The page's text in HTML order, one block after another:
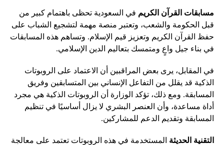
مسابقات القرآن الكريم في السعودية تحظى باهتمام كبير من
قبل الحكومة والشعب، وتعتبر منصة مهمة لتشجيع الشباب على
حفظ القرآن الكريم وتعزيز قيم الإسلام. وتساهم هذه المسابقات
في بناء جيل واعٍ ومتمسك بتعاليم الدين الإسلامي.
في المقابل، يرى بعض المراقبين أن الاعتماد على الروبوتات
الذكية قد يقلل من التفاعل الإنساني بين المتسابقين وفريق
المسابقة. ومع ذلك، تؤكد الوزارة أن الروبوتات الذكية هي مجرد
أداة مساعدة، وأن العنصر البشري لا يزال أساسيًا في تنظيم
المسابقة وتقديم الدعم للمشاركين.
التقنية الحديثة المستخدمة في هذه الروبوتات تعتمد على معالجة